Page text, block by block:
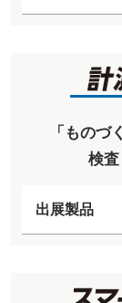
「もの
検
出展製品